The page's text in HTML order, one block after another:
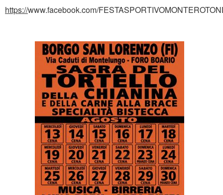
https://www.facebook.com/